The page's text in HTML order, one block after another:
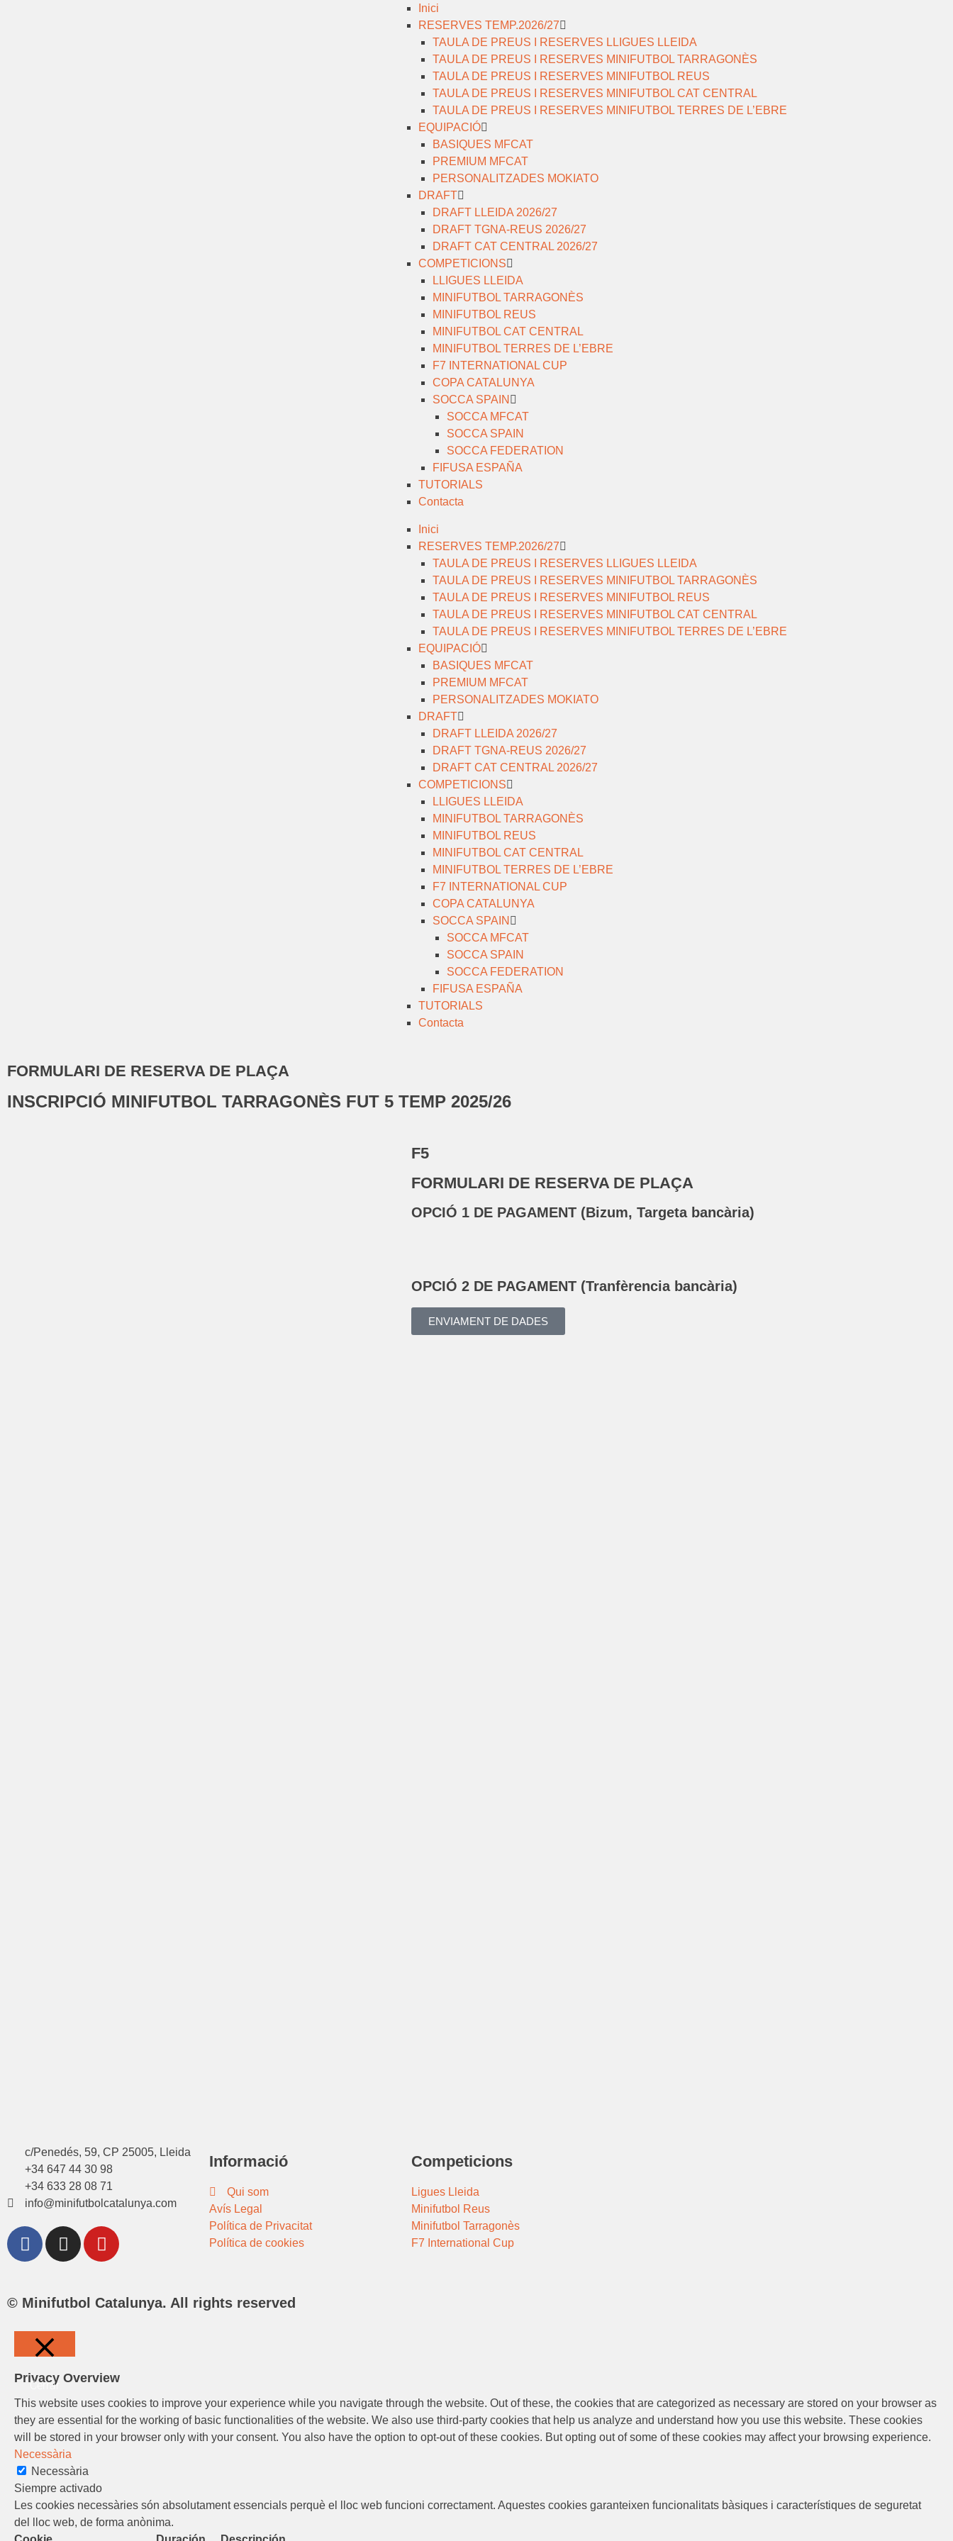
Inici
RESERVES TEMP.2026/27
TAULA DE PREUS I RESERVES LLIGUES LLEIDA
TAULA DE PREUS I RESERVES MINIFUTBOL TARRAGONÈS
TAULA DE PREUS I RESERVES MINIFUTBOL REUS
TAULA DE PREUS I RESERVES MINIFUTBOL CAT CENTRAL
TAULA DE PREUS I RESERVES MINIFUTBOL TERRES DE L’EBRE
EQUIPACIÓ
BASIQUES MFCAT
PREMIUM MFCAT
PERSONALITZADES MOKIATO
DRAFT
DRAFT LLEIDA 2026/27
DRAFT TGNA-REUS 2026/27
DRAFT CAT CENTRAL 2026/27
COMPETICIONS
LLIGUES LLEIDA
MINIFUTBOL TARRAGONÈS
MINIFUTBOL REUS
MINIFUTBOL CAT CENTRAL
MINIFUTBOL TERRES DE L’EBRE
F7 INTERNATIONAL CUP
COPA CATALUNYA
SOCCA SPAIN
SOCCA MFCAT
SOCCA SPAIN
SOCCA FEDERATION
FIFUSA ESPAÑA
TUTORIALS
Contacta
Inici
RESERVES TEMP.2026/27
TAULA DE PREUS I RESERVES LLIGUES LLEIDA
TAULA DE PREUS I RESERVES MINIFUTBOL TARRAGONÈS
TAULA DE PREUS I RESERVES MINIFUTBOL REUS
TAULA DE PREUS I RESERVES MINIFUTBOL CAT CENTRAL
TAULA DE PREUS I RESERVES MINIFUTBOL TERRES DE L’EBRE
EQUIPACIÓ
BASIQUES MFCAT
PREMIUM MFCAT
PERSONALITZADES MOKIATO
DRAFT
DRAFT LLEIDA 2026/27
DRAFT TGNA-REUS 2026/27
DRAFT CAT CENTRAL 2026/27
COMPETICIONS
LLIGUES LLEIDA
MINIFUTBOL TARRAGONÈS
MINIFUTBOL REUS
MINIFUTBOL CAT CENTRAL
MINIFUTBOL TERRES DE L’EBRE
F7 INTERNATIONAL CUP
COPA CATALUNYA
SOCCA SPAIN
SOCCA MFCAT
SOCCA SPAIN
SOCCA FEDERATION
FIFUSA ESPAÑA
TUTORIALS
Contacta
FORMULARI DE RESERVA DE PLAÇA
INSCRIPCIÓ MINIFUTBOL TARRAGONÈS FUT 5 TEMP 2025/26
F5
FORMULARI DE RESERVA DE PLAÇA
OPCIÓ 1 DE PAGAMENT (Bizum, Targeta bancària)
OPCIÓ 2 DE PAGAMENT (Tranfèrencia bancària)
ENVIAMENT DE DADES
c/Penedés, 59, CP 25005, Lleida
+34 647 44 30 98
+34 633 28 08 71
info@minifutbolcatalunya.com
Informació
Qui som
Avís Legal
Política de Privacitat
Política de cookies
Competicions
Ligues Lleida
Minifutbol Reus
Minifutbol Tarragonès
F7 International Cup
© Minifutbol Catalunya. All rights reserved
Cerrar
Privacy Overview
This website uses cookies to improve your experience while you navigate through the website. Out of these, the cookies that are categorized as necessary are stored on your browser as
they are essential for the working of basic functionalities of the website. We also use third-party cookies that help us analyze and understand how you use this website. These cookies
will be stored in your browser only with your consent. You also have the option to opt-out of these cookies. But opting out of some of these cookies may affect your browsing experience.
Necessària
Necessària
Siempre activado
Les cookies necessàries són absolutament essencials perquè el lloc web funcioni correctament. Aquestes cookies garanteixen funcionalitats bàsiques i característiques de seguretat
del lloc web, de forma anònima.